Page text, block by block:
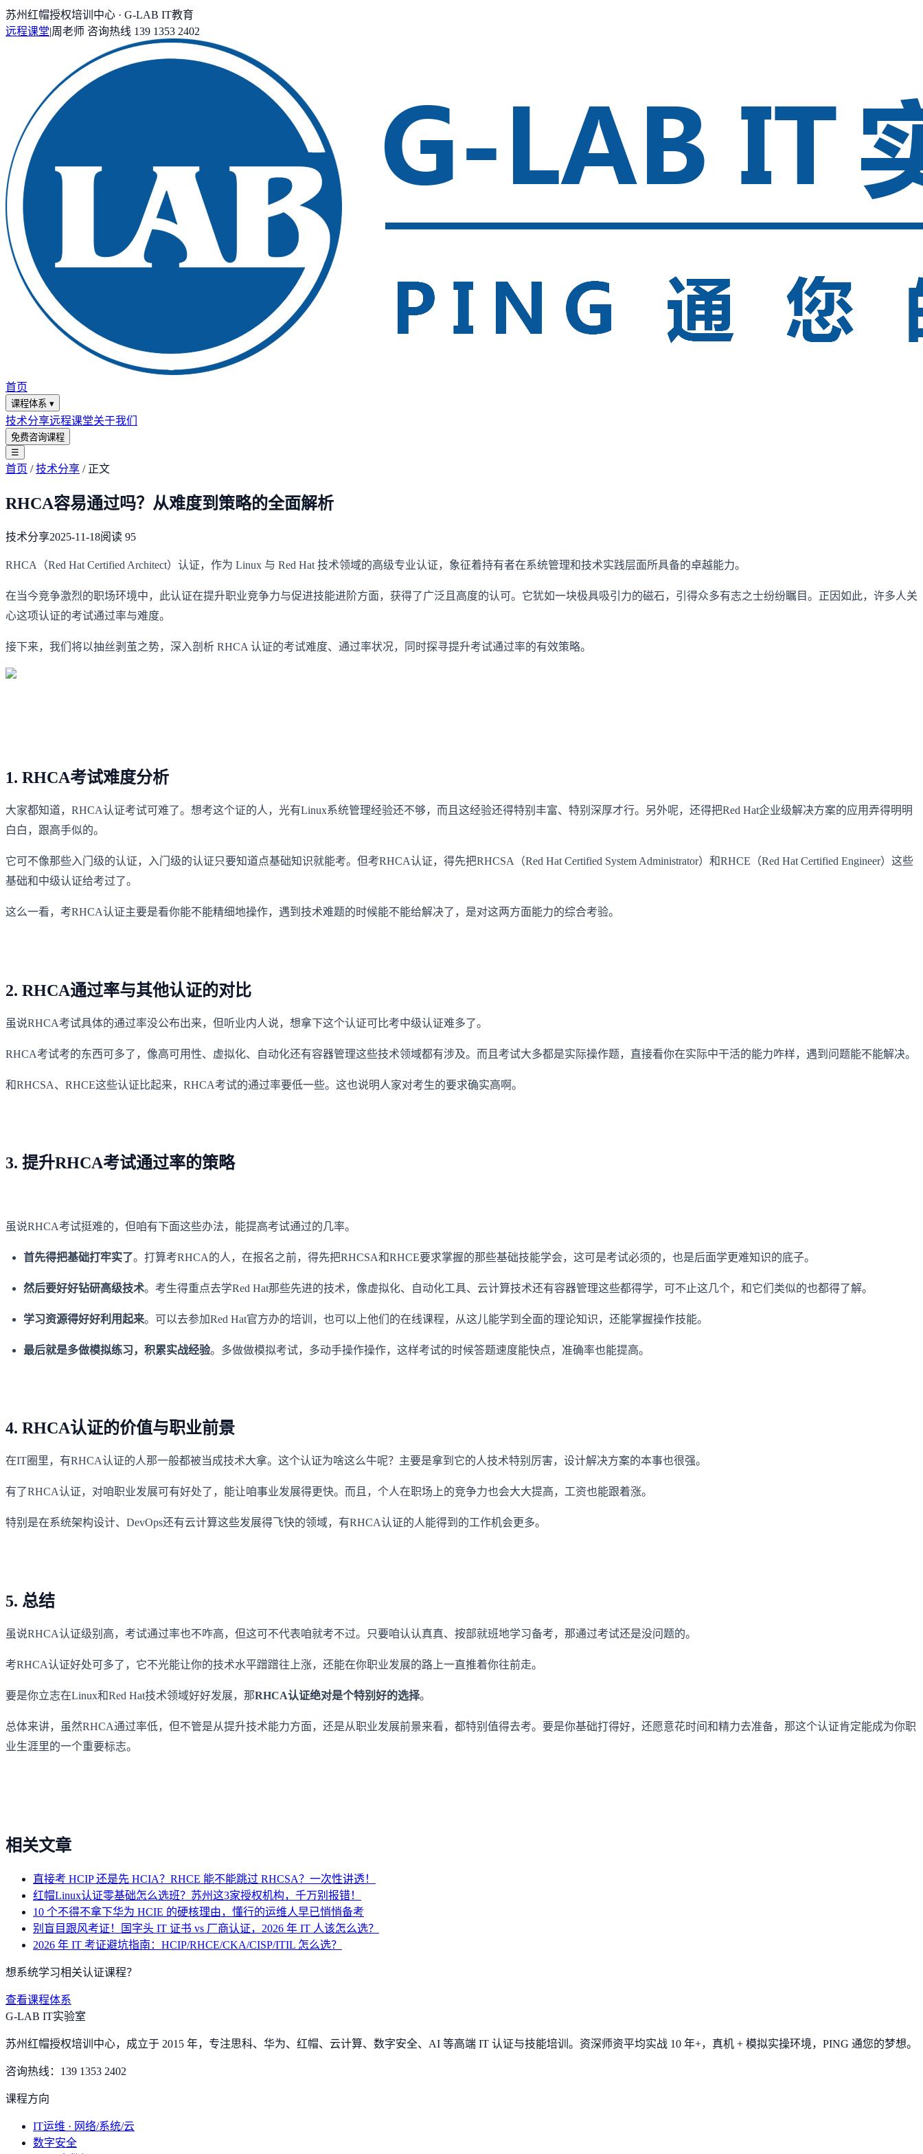
苏州红帽授权培训中心 · G-LAB IT教育
远程课堂|周老师 咨询热线 139 1353 2402
首页
课程体系 ▾
技术分享远程课堂关于我们
免费咨询课程
☰
首页 /技术分享 / 正文
RHCA容易通过吗？从难度到策略的全面解析
技术分享2025-11-18阅读 95
RHCA（Red Hat Certified Architect）认证，作为 Linux 与 Red Hat 技术领域的高级专业认证，象征着持有者在系统管理和技术实践层面所具备的卓越能力。
在当今竞争激烈的职场环境中，此认证在提升职业竞争力与促进技能进阶方面，获得了广泛且高度的认可。它犹如一块极具吸引力的磁石，引得众多有志之士纷纷瞩目。正因如此，许多人关
心这项认证的考试通过率与难度。
接下来，我们将以抽丝剥茧之势，深入剖析 RHCA 认证的考试难度、通过率状况，同时探寻提升考试通过率的有效策略。
1. RHCA考试难度分析
大家都知道，RHCA认证考试可难了。想考这个证的人，光有Linux系统管理经验还不够，而且这经验还得特别丰富、特别深厚才行。另外呢，还得把Red Hat企业级解决方案的应用弄得明明
白白，跟高手似的。
它可不像那些入门级的认证，入门级的认证只要知道点基础知识就能考。但考RHCA认证，得先把RHCSA（Red Hat Certified System Administrator）和RHCE（Red Hat Certified Engineer）这些
基础和中级认证给考过了。
这么一看，考RHCA认证主要是看你能不能精细地操作，遇到技术难题的时候能不能给解决了，是对这两方面能力的综合考验。
2. RHCA通过率与其他认证的对比
虽说RHCA考试具体的通过率没公布出来，但听业内人说，想拿下这个认证可比考中级认证难多了。
RHCA考试考的东西可多了，像高可用性、虚拟化、自动化还有容器管理这些技术领域都有涉及。而且考试大多都是实际操作题，直接看你在实际中干活的能力咋样，遇到问题能不能解决。
和RHCSA、RHCE这些认证比起来，RHCA考试的通过率要低一些。这也说明人家对考生的要求确实高啊。
3. 提升RHCA考试通过率的策略
虽说RHCA考试挺难的，但咱有下面这些办法，能提高考试通过的几率。
首先得把基础打牢实了。打算考RHCA的人，在报名之前，得先把RHCSA和RHCE要求掌握的那些基础技能学会，这可是考试必须的，也是后面学更难知识的底子。
然后要好好钻研高级技术。考生得重点去学Red Hat那些先进的技术，像虚拟化、自动化工具、云计算技术还有容器管理这些都得学，可不止这几个，和它们类似的也都得了解。
学习资源得好好利用起来。可以去参加Red Hat官方办的培训，也可以上他们的在线课程，从这儿能学到全面的理论知识，还能掌握操作技能。
最后就是多做模拟练习，积累实战经验。多做做模拟考试，多动手操作操作，这样考试的时候答题速度能快点，准确率也能提高。
4. RHCA认证的价值与职业前景
在IT圈里，有RHCA认证的人那一般都被当成技术大拿。这个认证为啥这么牛呢？主要是拿到它的人技术特别厉害，设计解决方案的本事也很强。
有了RHCA认证，对咱职业发展可有好处了，能让咱事业发展得更快。而且，个人在职场上的竞争力也会大大提高，工资也能跟着涨。
特别是在系统架构设计、DevOps还有云计算这些发展得飞快的领域，有RHCA认证的人能得到的工作机会更多。
5. 总结
虽说RHCA认证级别高，考试通过率也不咋高，但这可不代表咱就考不过。只要咱认认真真、按部就班地学习备考，那通过考试还是没问题的。
考RHCA认证好处可多了，它不光能让你的技术水平蹭蹭往上涨，还能在你职业发展的路上一直推着你往前走。
要是你立志在Linux和Red Hat技术领域好好发展，那RHCA认证绝对是个特别好的选择。
总体来讲，虽然RHCA通过率低，但不管是从提升技术能力方面，还是从职业发展前景来看，都特别值得去考。要是你基础打得好，还愿意花时间和精力去准备，那这个认证肯定能成为你职
业生涯里的一个重要标志。
相关文章
直接考 HCIP 还是先 HCIA？RHCE 能不能跳过 RHCSA？一次性讲透！
红帽Linux认证零基础怎么选班？苏州这3家授权机构，千万别报错！
10 个不得不拿下华为 HCIE 的硬核理由，懂行的运维人早已悄悄备考
别盲目跟风考证！国字头 IT 证书 vs 厂商认证，2026 年 IT 人该怎么选？
2026 年 IT 考证避坑指南：HCIP/RHCE/CKA/CISP/ITIL 怎么选？
想系统学习相关认证课程？
查看课程体系
G-LAB IT实验室
苏州红帽授权培训中心，成立于 2015 年，专注思科、华为、红帽、云计算、数字安全、AI 等高端 IT 认证与技能培训。资深师资平均实战 10 年+，真机 + 模拟实操环境， PING 通您的梦想。
咨询热线： 139 1353 2402
课程方向
IT运维 · 网络/系统/云
数字安全